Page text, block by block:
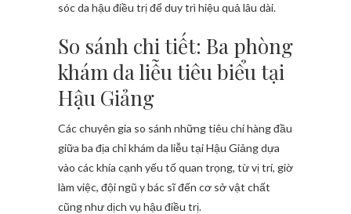
sóc da hậu điều trị để duy trì hiệu quả lâu dài.
So sánh chi tiết: Ba phòng
khám da liễu tiêu biểu tại
Hậu Giảng
Các chuyên gia so sánh những tiêu chí hàng đầu
giữa ba địa chỉ khám da liễu tại Hậu Giảng dựa
vào các khía cạnh yếu tố quan trọng, từ vị trí, giờ
làm việc, đội ngũ y bác sĩ đến cơ sở vật chất
cũng như dịch vụ hậu điều trị.